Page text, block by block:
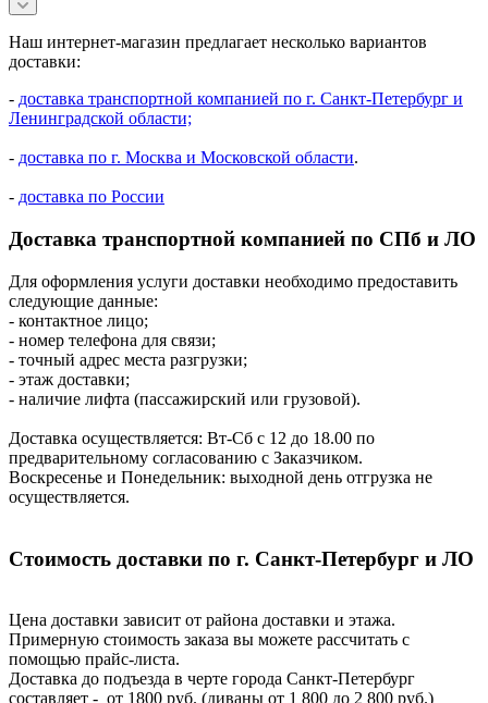
Наш интернет-магазин предлагает несколько вариантов
доставки:
- доставка транспортной компанией по г. Санкт-Петербург и
Ленинградской области;
- доставка по г. Москва и Московской области.
- доставка по России
Доставка транспортной компанией по СПб и ЛО
Для оформления услуги доставки необходимо предоставить
следующие данные:
- контактное лицо;
- номер телефона для связи;
- точный адрес места разгрузки;
- этаж доставки;
- наличие лифта (пассажирский или грузовой).
Доставка осуществляется: Вт-Сб с 12 до 18.00 по
предварительному согласованию с Заказчиком.
Воскресенье и Понедельник: выходной день отгрузка не
осуществляется.
Стоимость доставки по г. Санкт-Петербург и ЛО
Цена доставки зависит от района доставки и этажа.
Примерную стоимость заказа вы можете рассчитать с
помощью прайс-листа.
Доставка до подъезда в черте города Санкт-Петербург
составляет - от 1800 руб. (диваны от 1 800 до 2 800 руб.)